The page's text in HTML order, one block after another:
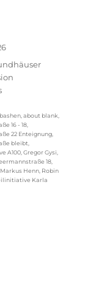
,about blank
16 - 18
22 Enteignung
bleibt
A100 ,Gregor Gysi
18
Markus Henn Robin
Karla